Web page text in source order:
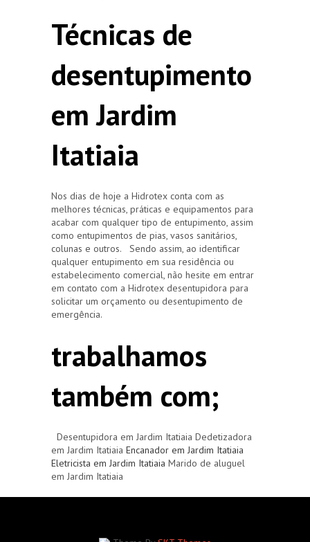
Técnicas de
desentupimento
em Jardim
Itatiaia
Nos dias de hoje a Hidrotex conta com as
melhores técnicas, práticas e equipamentos para
acabar com qualquer tipo de entupimento, assim
como entupimentos de pias, vasos sanitários,
colunas e outros. Sendo assim, ao identificar
qualquer entupimento em sua residência ou
estabelecimento comercial, não hesite em entrar
em contato com a Hidrotex desentupidora para
solicitar um orçamento ou desentupimento de
emergência.
trabalhamos
também com;
Desentupidora em Jardim Itatiaia Dedetizadora
em Jardim Itatiaia Encanador em Jardim Itatiaia
Eletricista em Jardim Itatiaia Marido de aluguel
em Jardim Itatiaia